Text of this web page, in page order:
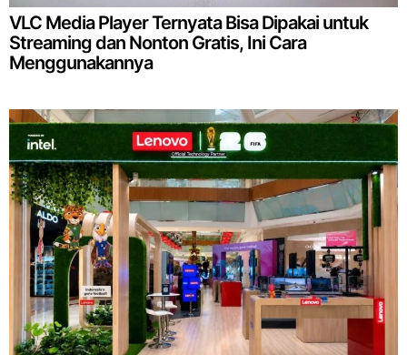
VLC Media Player Ternyata Bisa Dipakai untuk
Streaming dan Nonton Gratis, Ini Cara
Menggunakannya